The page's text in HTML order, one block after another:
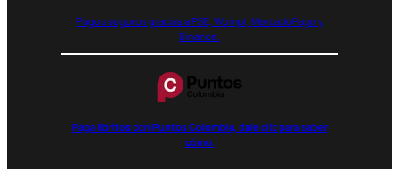
Pagos seguros gracias a PSE, Wompi, MercadoPago y
Binance.
Paga libritos con Puntos Colombia, dale clic para saber
cómo.